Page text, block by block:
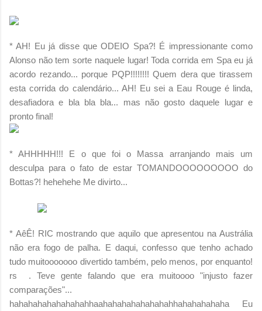
* AH! Eu já disse que ODEIO Spa?! É impressionante como
Alonso não tem sorte naquele lugar! Toda corrida em Spa eu já
acordo rezando... porque PQP!!!!!!!! Quem dera que tirassem
esta corrida do calendário... AH! Eu sei a Eau Rouge é linda,
desafiadora e bla bla bla... mas não gosto daquele lugar e
pronto final!
* AHHHHH!!! E o que foi o Massa arranjando mais um
desculpa para o fato de estar TOMANDOOOOOOOOO do
Bottas?! hehehehe Me divirto...
* AêÊ! RIC mostrando que aquilo que apresentou na Austrália
não era fogo de palha. E daqui, confesso que tenho achado
tudo muitooooooo divertido também, pelo menos, por enquanto!
rs . Teve gente falando que era muitoooo "injusto fazer
comparações"...
hahahahahahahahahhaahahahahahahahahhahahahahaha Eu